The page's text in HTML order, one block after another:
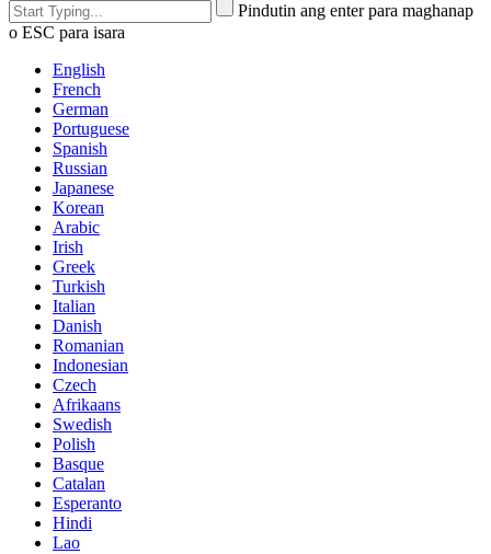
Pindutin ang enter para maghanap
o ESC para isara
English
French
German
Portuguese
Spanish
Russian
Japanese
Korean
Arabic
Irish
Greek
Turkish
Italian
Danish
Romanian
Indonesian
Czech
Afrikaans
Swedish
Polish
Basque
Catalan
Esperanto
Hindi
Lao